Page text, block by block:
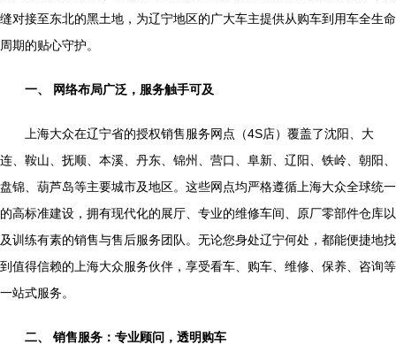
缝对接至东北的黑土地，为辽宁地区的广大车主提供从购车到用车全生命
周期的贴心守护。
一、 网络布局广泛，服务触手可及
上海大众在辽宁省的授权销售服务网点（4S店）覆盖了沈阳、大
连、鞍山、抚顺、本溪、丹东、锦州、营口、阜新、辽阳、铁岭、朝阳、
盘锦、葫芦岛等主要城市及地区。这些网点均严格遵循上海大众全球统一
的高标准建设，拥有现代化的展厅、专业的维修车间、原厂零部件仓库以
及训练有素的销售与售后服务团队。无论您身处辽宁何处，都能便捷地找
到值得信赖的上海大众服务伙伴，享受看车、购车、维修、保养、咨询等
一站式服务。
二、 销售服务：专业顾问，透明购车